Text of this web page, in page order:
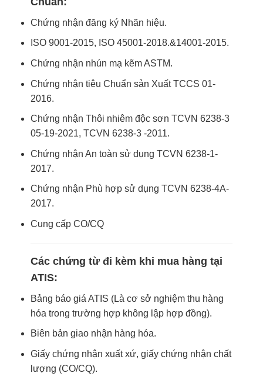
Chứng nhận đăng ký Nhãn hiệu.
ISO 9001-2015, ISO 45001-2018.&14001-2015.
Chứng nhận nhún mạ kẽm ASTM.
Chứng nhận tiêu Chuẩn sản Xuất TCCS 01-
2016.
Chứng nhận Thôi nhiêm độc sơn TCVN 6238-3
05-19-2021, TCVN 6238-3 -2011.
Chứng nhận An toàn sử dụng TCVN 6238-1-
2017.
Chứng nhận Phù hợp sử dụng TCVN 6238-4A-
2017.
Cung cấp CO/CQ
Các chứng từ đi kèm khi mua hàng tại
ATIS:
Bảng báo giá ATIS (Là cơ sở nghiệm thu hàng
hóa trong trường hợp không lập hợp đồng).
Biên bản giao nhận hàng hóa.
Giấy chứng nhận xuất xứ, giấy chứng nhận chất
lượng (CO/CQ).